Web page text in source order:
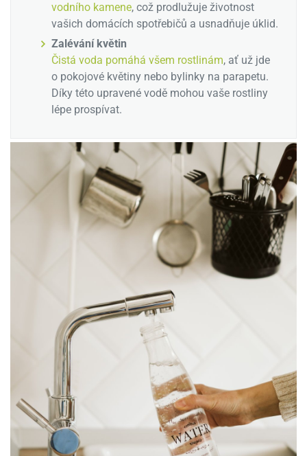
vodního kamene, což prodlužuje životnost
vašich domácích spotřebičů a usnadňuje úklid.
Zalévání květin
Čistá voda pomáhá všem rostlinám, ať už jde
o pokojové květiny nebo bylinky na parapetu.
Díky této upravené vodě mohou vaše rostliny
lépe prospívat.